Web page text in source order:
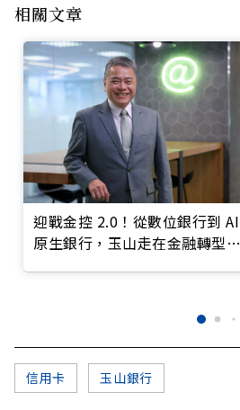
相關文章
迎戰金控 2.0！從數位銀行到 AI
原生銀行，玉山走在金融轉型最
信用卡 玉山銀行